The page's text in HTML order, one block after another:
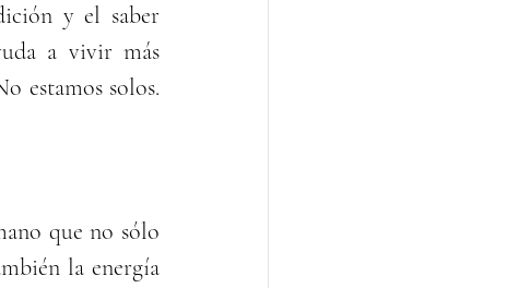
y el saber
a vivir más
estamos solos.
que no sólo
la energía